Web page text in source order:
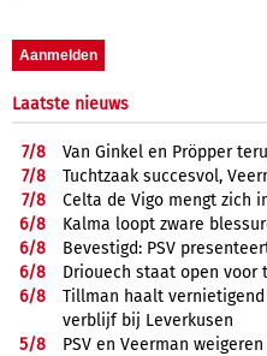
Laatste nieuws
7/8
Van Ginkel en Pröpper
7/8
Tuchtzaak succesvol,
7/8
Celta de Vigo mengt zich
6/8
Kalma loopt zware
6/8
Bevestigd: PSV
6/8
Driouech staat open voor
6/8
Tillman haalt
verblijf bij Leverkusen
5/8
PSV en Veerman